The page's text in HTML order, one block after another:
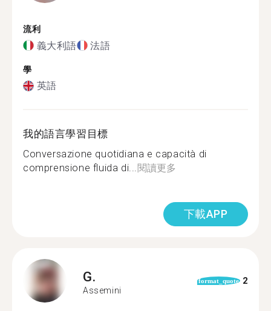
流利
義大利語 法語
學
英語
我的語言學習目標
Conversazione quotidiana e capacità di
comprensione fluida di...閱讀更多
下載APP
G.
Assemini
format_quote 2